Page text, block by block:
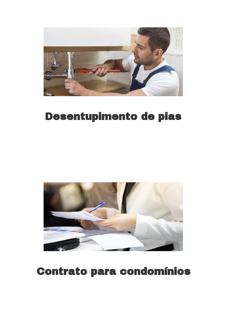
Desentupimento de pias
Contrato para condomínios